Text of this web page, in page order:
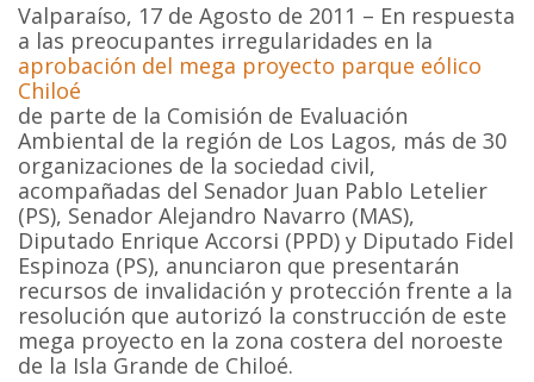
Valparaíso, 17 de Agosto de 2011 – En respuesta
a las preocupantes irregularidades en la
aprobación del mega proyecto parque eólico
Chiloé
de parte de la Comisión de Evaluación
Ambiental de la región de Los Lagos, más de 30
organizaciones de la sociedad civil,
acompañadas del Senador Juan Pablo Letelier
(PS), Senador Alejandro Navarro (MAS),
Diputado Enrique Accorsi (PPD) y Diputado Fidel
Espinoza (PS), anunciaron que presentarán
recursos de invalidación y protección frente a la
resolución que autorizó la construcción de este
mega proyecto en la zona costera del noroeste
de la Isla Grande de Chiloé.